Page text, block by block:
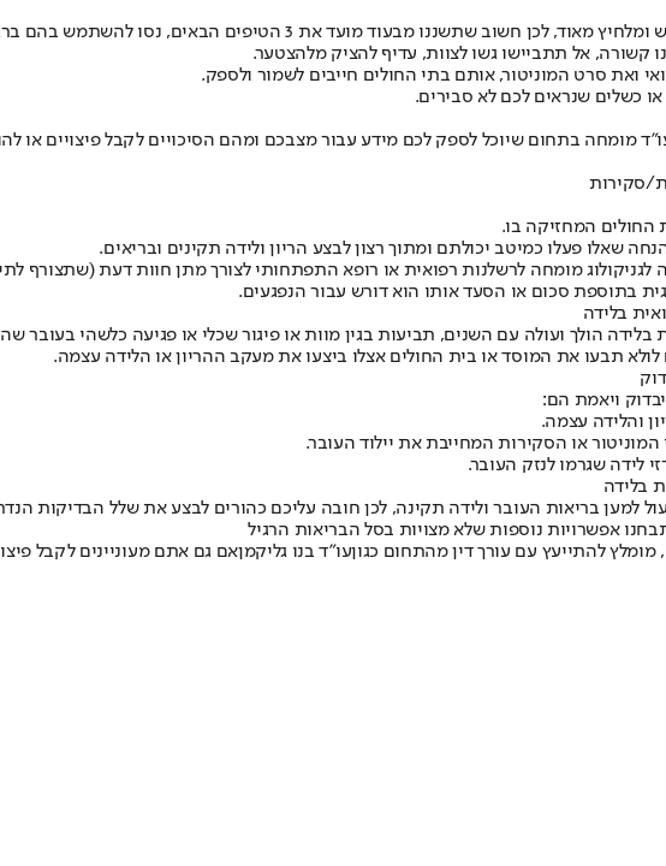
מבעוד מועד את 3 הטיפים הבאים, נסו להשתמש בהם ברגעים הנכונים:
אל תתביישו גשו לצוות, עדיף להציק מלהצטער.
ואת סרט המוניטור, אותם בתי החולים חייבים לשמור ולספק.
כשלים שנראים לכם לא סבירים.
מומחה בתחום שיוכל לספק לכם מידע עבור מצבכם ומהם הסיכויים לקבל פיצויים או
סקירות
החולים המחזיקה בו.
שאלו פעלו כמיטב יכולתם ומתוך רצון לבצע הריון ולידה תקינים ובריאים.
מומחה לרשלנות רפואית או רופא התפתחותי לצורך מתן חוות דעת (שתצורף
בתוספת סכום או הסעד אותו הוא דורש עבור הנפגעים.
הולך ועולה עם השנים, תביעות בגין מוות או פיגור שכלי או פגיעה כלשהי בעובר
תבעו את המוסד או בית החולים אצלו ביצעו את מעקב ההריון או הלידה עצמה.
יבדוק ויאמת הם:
והלידה עצמה.
או הסקירות המחייבת את יילוד העובר.
לידה שגרמו לנזק העובר.
בלידה
למען בריאות העובר ולידה תקינה, לכן חובה עליכם כהורים לבצע את שלל הבדיקות
אפשרויות נוספות שלא מצויות בסל הבריאות הרגיל
מומלץ להתייעץ עם עורך דין מהתחום כגוןעו”ד בנו גליקמןאם גם אתם מעוניינים לקבל